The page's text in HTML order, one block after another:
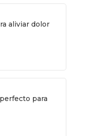
aliviar dolor
para
QUÉ HACER